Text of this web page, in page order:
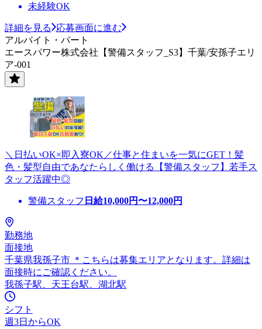
未経験OK
詳細を見る
応募画面に進む
アルバイト・パート
エースパワー株式会社【警備スタッフ_S3】千葉/安孫子エリ
ア-001
＼日払いOK×即入寮OK／仕事と住まいを一気にGET！髪
色・髪型自由であなたらしく働ける【警備スタッフ】若手ス
タッフ活躍中◎
警備スタッフ 日給10,000円〜12,000円
勤務地
面接地
千葉県我孫子市 ＊こちらは募集エリアとなります。詳細は
面接時にご確認ください。
我孫子駅、天王台駅、湖北駅
シフト
週3日からOK